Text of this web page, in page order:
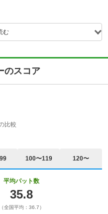
む
のスコア
比較
100〜119 120〜
平均パット数
35.8
（全国平均：36.7）